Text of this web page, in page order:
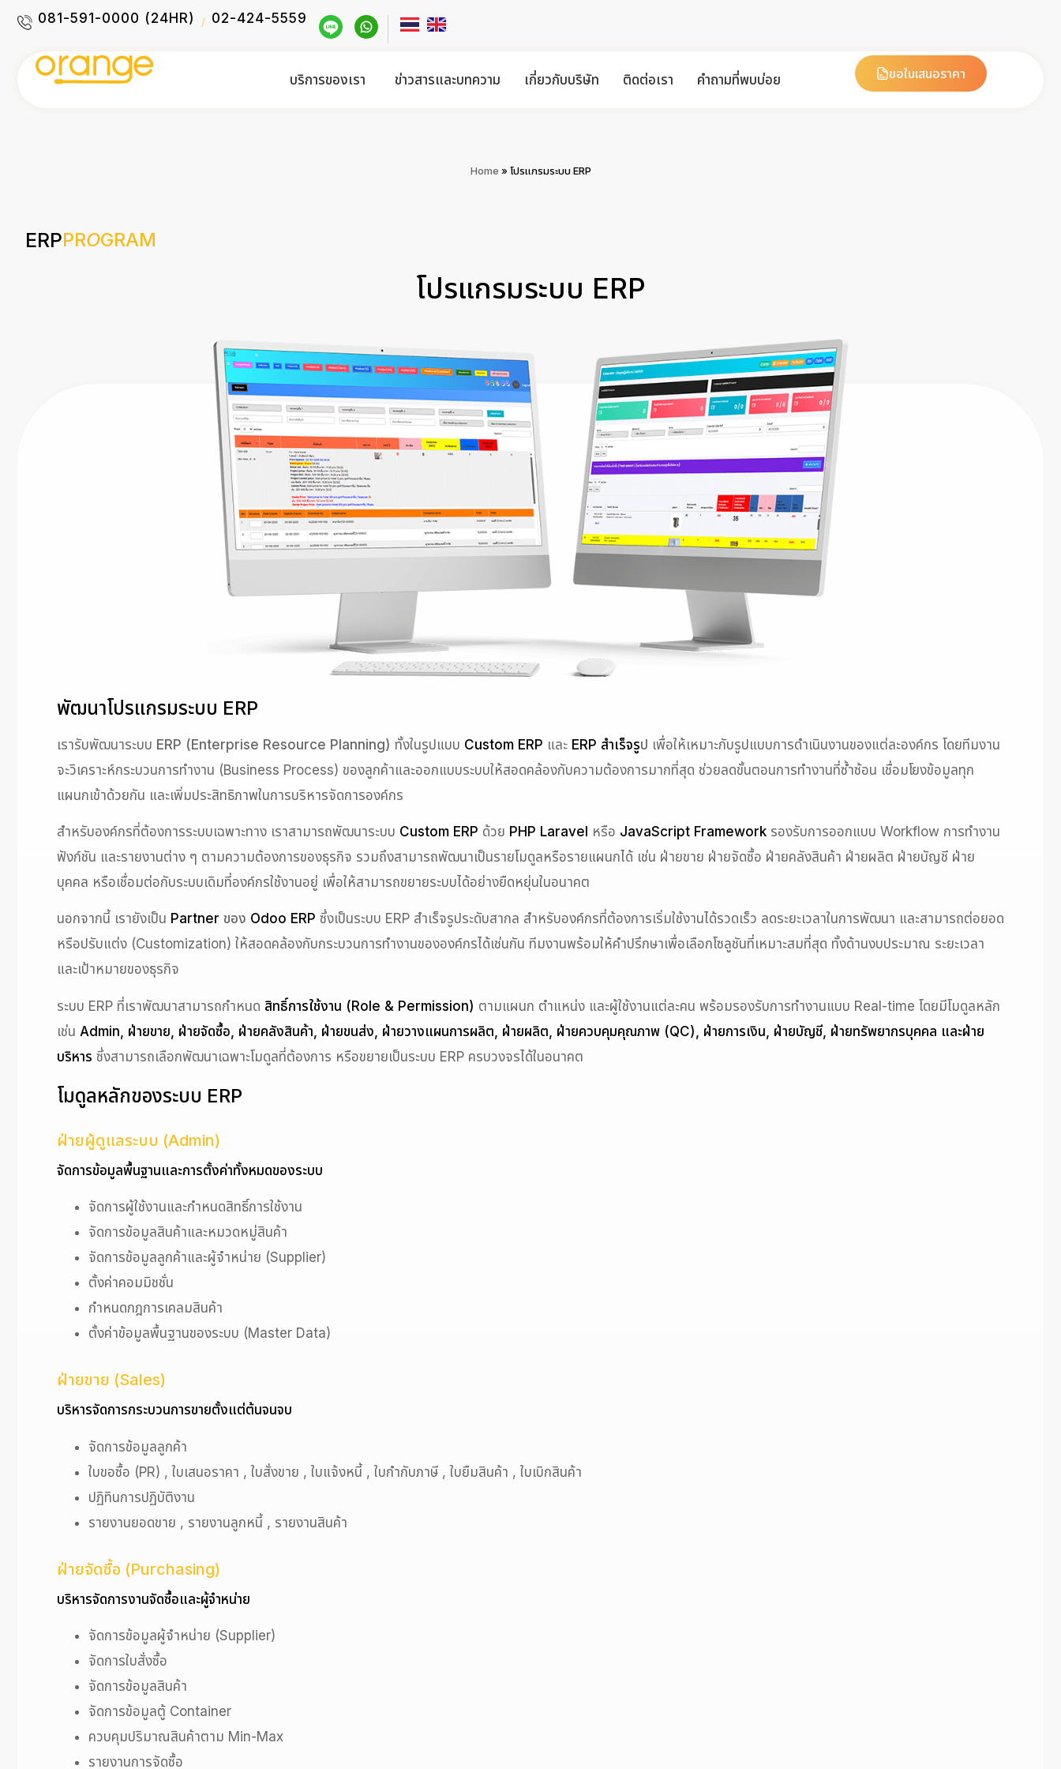
081-591-0000 (24HR) / 02-424-5559
บริการของเรา ข่าวสารและบทความ เกี่ยวกับบริษัท ติดต่อเรา คำถามที่พบบ่อย ขอใบเสนอราคา
Home » โปรแกรมระบบ ERP
ERPPROGRAM
โปรแกรมระบบ ERP
พัฒนาโปรแกรมระบบ ERP
เรารับพัฒนาระบบ ERP (Enterprise Resource Planning) ทั้งในรูปแบบ Custom ERP และ ERP สำเร็จรูป เพื่อให้เหมาะกับรูปแบบการดำเนินงานของแต่ละองค์กร โดยทีมงาน
จะวิเคราะห์กระบวนการทำงาน (Business Process) ของลูกค้าและออกแบบระบบให้สอดคล้องกับความต้องการมากที่สุด ช่วยลดขั้นตอนการทำงานที่ซ้ำซ้อน เชื่อมโยงข้อมูลทุก
แผนกเข้าด้วยกัน และเพิ่มประสิทธิภาพในการบริหารจัดการองค์กร
สำหรับองค์กรที่ต้องการระบบเฉพาะทาง เราสามารถพัฒนาระบบ Custom ERP ด้วย PHP Laravel หรือ JavaScript Framework รองรับการออกแบบ Workflow การทำงาน
ฟังก์ชัน และรายงานต่าง ๆ ตามความต้องการของธุรกิจ รวมถึงสามารถพัฒนาเป็นรายโมดูลหรือรายแผนกได้ เช่น ฝ่ายขาย ฝ่ายจัดซื้อ ฝ่ายคลังสินค้า ฝ่ายผลิต ฝ่ายบัญชี ฝ่าย
บุคคล หรือเชื่อมต่อกับระบบเดิมที่องค์กรใช้งานอยู่ เพื่อให้สามารถขยายระบบได้อย่างยืดหยุ่นในอนาคต
นอกจากนี้ เรายังเป็น Partner ของ Odoo ERP ซึ่งเป็นระบบ ERP สำเร็จรูประดับสากล สำหรับองค์กรที่ต้องการเริ่มใช้งานได้รวดเร็ว ลดระยะเวลาในการพัฒนา และสามารถต่อยอด
หรือปรับแต่ง (Customization) ให้สอดคล้องกับกระบวนการทำงานขององค์กรได้เช่นกัน ทีมงานพร้อมให้คำปรึกษาเพื่อเลือกโซลูชันที่เหมาะสมที่สุด ทั้งด้านงบประมาณ ระยะเวลา
และเป้าหมายของธุรกิจ
ระบบ ERP ที่เราพัฒนาสามารถกำหนด สิทธิ์การใช้งาน (Role & Permission) ตามแผนก ตำแหน่ง และผู้ใช้งานแต่ละคน พร้อมรองรับการทำงานแบบ Real-time โดยมีโมดูลหลัก
เช่น Admin, ฝ่ายขาย, ฝ่ายจัดซื้อ, ฝ่ายคลังสินค้า, ฝ่ายขนส่ง, ฝ่ายวางแผนการผลิต, ฝ่ายผลิต, ฝ่ายควบคุมคุณภาพ (QC), ฝ่ายการเงิน, ฝ่ายบัญชี, ฝ่ายทรัพยากรบุคคล และฝ่าย
บริหาร ซึ่งสามารถเลือกพัฒนาเฉพาะโมดูลที่ต้องการ หรือขยายเป็นระบบ ERP ครบวงจรได้ในอนาคต
โมดูลหลักของระบบ ERP
ฝ่ายผู้ดูแลระบบ (Admin)
จัดการข้อมูลพื้นฐานและการตั้งค่าทั้งหมดของระบบ
จัดการผู้ใช้งานและกำหนดสิทธิ์การใช้งาน
จัดการข้อมูลสินค้าและหมวดหมู่สินค้า
จัดการข้อมูลลูกค้าและผู้จำหน่าย (Supplier)
ตั้งค่าคอมมิชชั่น
กำหนดกฎการเคลมสินค้า
ตั้งค่าข้อมูลพื้นฐานของระบบ (Master Data)
ฝ่ายขาย (Sales)
บริหารจัดการกระบวนการขายตั้งแต่ต้นจนจบ
จัดการข้อมูลลูกค้า
ใบขอซื้อ (PR) , ใบเสนอราคา , ใบสั่งขาย , ใบแจ้งหนี้ , ใบกำกับภาษี , ใบยืมสินค้า , ใบเบิกสินค้า
ปฏิทินการปฏิบัติงาน
รายงานยอดขาย , รายงานลูกหนี้ , รายงานสินค้า
ฝ่ายจัดซื้อ (Purchasing)
บริหารจัดการงานจัดซื้อและผู้จำหน่าย
จัดการข้อมูลผู้จำหน่าย (Supplier)
จัดการใบสั่งซื้อ
จัดการข้อมูลสินค้า
จัดการข้อมูลตู้ Container
ควบคุมปริมาณสินค้าตาม Min-Max
รายงานการจัดซื้อ